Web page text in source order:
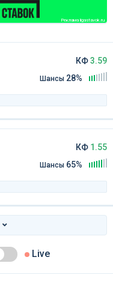
Реклама ligastavok.ru
КФ3.59
Шансы 28%
КФ 1.55
Шансы 65%
Live